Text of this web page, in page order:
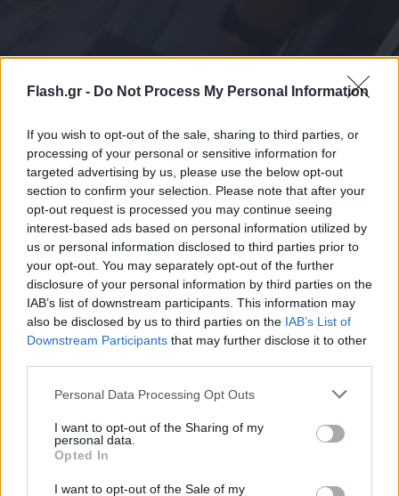
Flash.gr - Do Not Process My Personal Information
If you wish to opt-out of the sale, sharing to third parties, or
processing of your personal or sensitive information for
targeted advertising by us, please use the below opt-out
section to confirm your selection. Please note that after your
opt-out request is processed you may continue seeing
interest-based ads based on personal information utilized by
us or personal information disclosed to third parties prior to
your opt-out. You may separately opt-out of the further
disclosure of your personal information by third parties on the
IAB’s list of downstream participants. This information may
also be disclosed by us to third parties on the IAB’s List of
Downstream Participants that may further disclose it to other
Please note that this website/app uses one or more Google
not limited to your visit or usage behaviour. You may click to
grant or deny consent to Google and its third-party tags to
use your data for below specified purposes in below Google
consent section.
Personal Data Processing Opt Outs
I want to opt-out of the Sharing of my
personal data.
Opted In
I want to opt-out of the Sale of my
Αδιανόητη καταγγελία για τουρίστα στην Κρήτη:
Έδειχνε ανήλικη και ρωτούσε «πόσο;»
07.08.2026